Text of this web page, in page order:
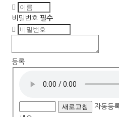
비밀번호 필수
등록
새로고침
자동등